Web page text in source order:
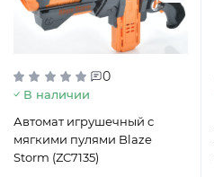
0
В наличии
Автомат игрушечный с
мягкими пулями Blaze
Storm (ZC7135)